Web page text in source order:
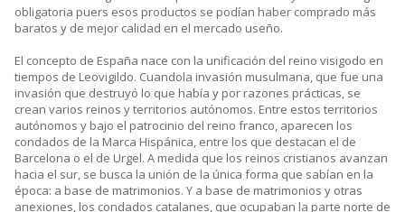
obligatoria puers esos productos se podían haber comprado más
baratos y de mejor calidad en el mercado useño.
El concepto de España nace con la unificación del reino visigodo en
tiempos de Leovigildo. Cuandola invasión musulmana, que fue una
invasión que destruyó lo que había y por razones prácticas, se
crean varios reinos y territorios autónomos. Entre estos territorios
autónomos y bajo el patrocinio del reino franco, aparecen los
condados de la Marca Hispánica, entre los que destacan el de
Barcelona o el de Urgel. A medida que los reinos cristianos avanzan
hacia el sur, se busca la unión de la única forma que sabían en la
época: a base de matrimonios. Y a base de matrimonios y otras
anexiones, los condados catalanes, que ocupaban la parte norte de